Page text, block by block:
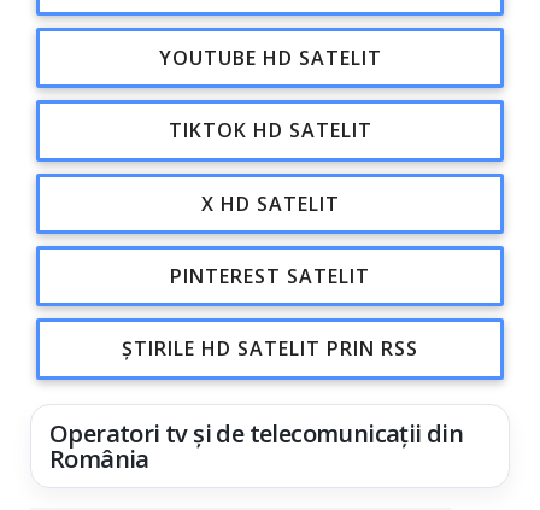
YOUTUBE HD SATELIT
TIKTOK HD SATELIT
X HD SATELIT
PINTEREST SATELIT
ȘTIRILE HD SATELIT PRIN RSS
Operatori tv și de telecomunicații din
România